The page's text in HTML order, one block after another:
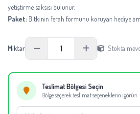
yetiştirme saksısı bulunur.
Paket: Bitkinin ferah formunu koruyan hediye
Saksı dahil yaklaşık 60-80 cm
Canlı bitkinin yaprak formu ve boyu doğal
Miktar 1 Stokta
Teslimat Bölgesi Seçin
Bölge seçerek teslimat seçeneklerini görün